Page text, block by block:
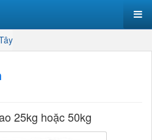
25kg hoặc 50kg